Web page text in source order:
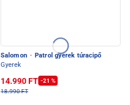
Salomon · Patrol gyerek túracipő
Gyerek
14.990 FT -21 %
18.990 FT